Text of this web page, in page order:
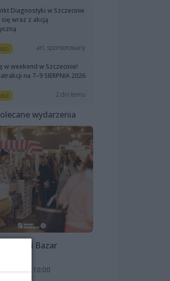
Diagnostyki w Szczecinie
się wraz z akcją
art. sponsorowany
w weekend w Szczecinie!
na 7–9 SIERPNIA 2026
2 dni temu
wydarzenia
Bazar
2026, 10:00